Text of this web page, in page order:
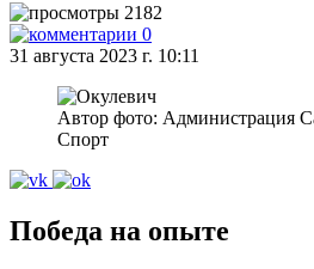
2182
0
31 августа 2023 г. 10:11
Автор фото: Администрация
Спорт
Победа на опыте